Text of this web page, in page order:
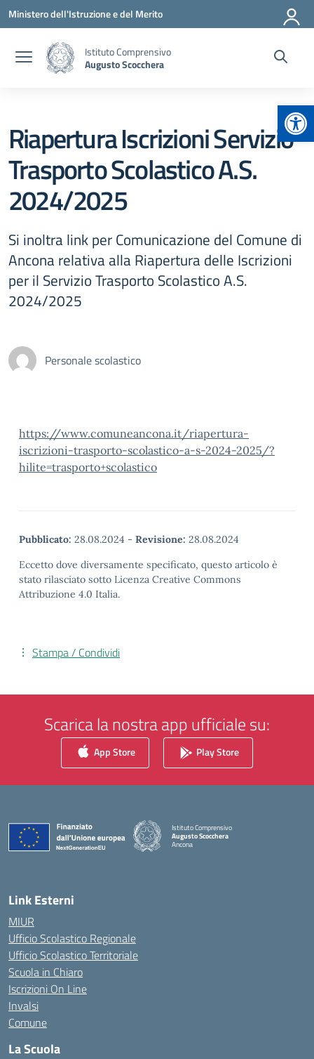
Vai ai contenuti
Vai al menu di navigazione
Vai al footer
Ministero dell'Istruzione e del Merito
Istituto Comprensivo
Augusto Scocchera
Riapertura Iscrizioni Servizio
Trasporto Scolastico A.S.
2024/2025
Si inoltra link per Comunicazione del Comune di
Ancona relativa alla Riapertura delle Iscrizioni
per il Servizio Trasporto Scolastico A.S.
2024/2025
Personale scolastico
https://www.comuneancona.it/riapertura-
iscrizioni-trasporto-scolastico-a-s-2024-2025/?
hilite=trasporto+scolastico
Pubblicato: 28.08.2024 - Revisione: 28.08.2024
Eccetto dove diversamente specificato, questo articolo è
stato rilasciato sotto Licenza Creative Commons
Attribuzione 4.0 Italia.
Stampa / Condividi
Scarica la nostra app ufficiale su:
App Store Play Store
Istituto Comprensivo
Augusto Scocchera
Ancona
Link Esterni
MIUR
Ufficio Scolastico Regionale
Ufficio Scolastico Territoriale
Scuola in Chiaro
Iscrizioni On Line
Invalsi
Comune
La Scuola